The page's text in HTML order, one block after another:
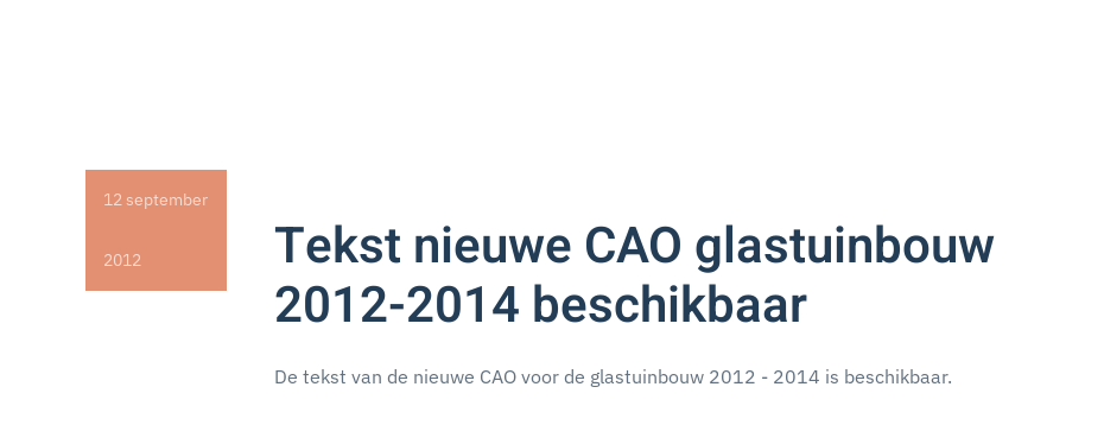
12 september
2012
Tekst nieuwe CAO glastuinbouw
2012-2014 beschikbaar
De tekst van de nieuwe CAO voor de glastuinbouw 2012 - 2014 is beschikbaar.